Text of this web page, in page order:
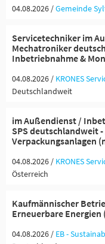
04.08.2026 /Gemeinde
Servicetechniker im
Mechatroniker
Inbetriebnahme &
04.08.2026 / KRONES
Deutschlandweit
im Außendienst /
SPS deutschlandweit
Verpackungsanlagen
04.08.2026 / KRONES
Österreich
Kaufmännischer
Erneuerbare
04.08.2026 / EB -